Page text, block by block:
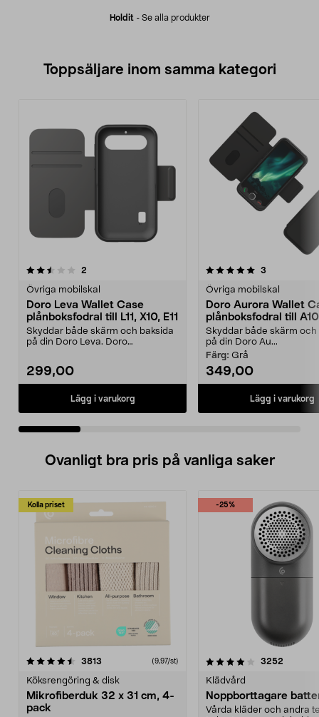
Holdit - Se alla produkter
Toppsäljare inom samma kategori
2
Övriga mobilskal
Doro Leva Wallet Case
plånboksfodral till L11, X10, E11
Skyddar både skärm och baksida
på din Doro Leva. Doro
299,00
Lägg i varukorg
5.0 av 5 stjärnor 3
Övriga mobilskal
Doro Aurora Wallet
plånboksfodral till A10
Skyddar både skärm och
på din Doro Au...
Färg: Grå
349,00
Lägg i varukorg
5.0 av 5 stjärnor
Ovanligt bra pris på vanliga saker
Kolla priset
3813 (9,97/st)
Köksrengöring & disk
Mikrofiberduk 32 x 31 cm, 4-
pack
-25%
4.0av 5 stjärnor 3252
Klädvård
Noppborttagare
Vårda kläder och andra
4.5av 5 stjärnor